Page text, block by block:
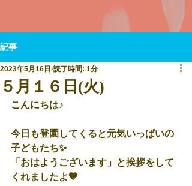
記事
５月１６日(火)
2023年5月16日 読了時間: 1分
こんにちは♪
今日も登園してくると元気いっぱいの
子どもたち✨
「おはようございます」と挨拶をして
くれましたよ🧡